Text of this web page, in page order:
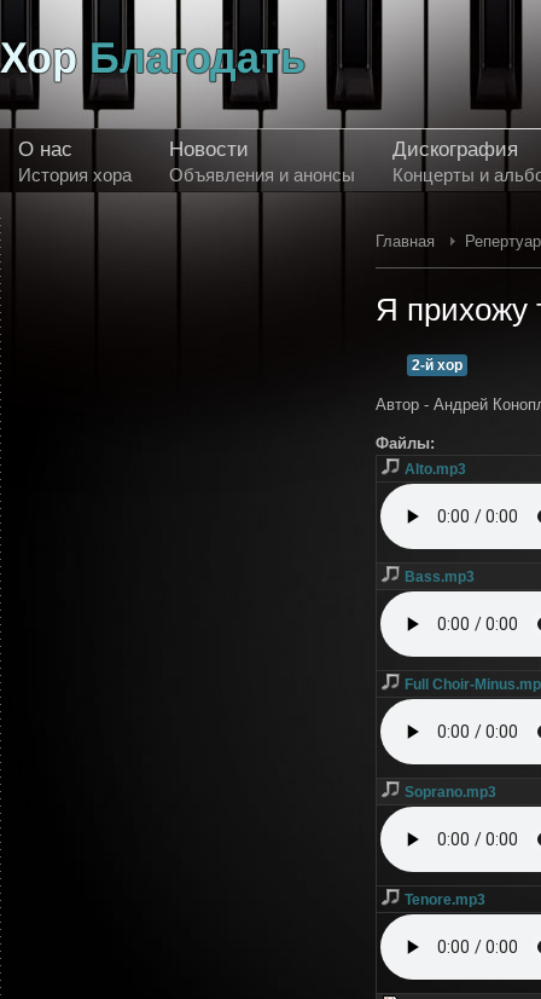
О нас
История хора
Новости
Объявления и анонсы
Дискография
Концерты и
Главная Репертуар
Я прихожу
2-й хор
Автор - Андрей
Файлы:
Alto.mp3
Bass.mp3
Full Choir-
Soprano.mp3
Tenore.mp3